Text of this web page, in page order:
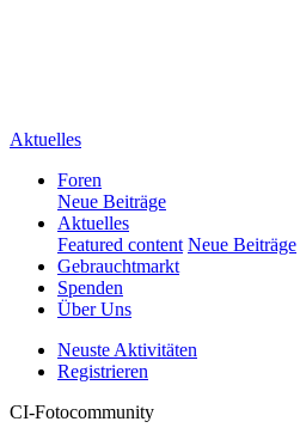
Aktuelles
Foren
Neue Beiträge
Aktuelles
Featured content Neue Beiträge
Gebrauchtmarkt
Spenden
Über Uns
Neuste Aktivitäten
Registrieren
CI-Fotocommunity